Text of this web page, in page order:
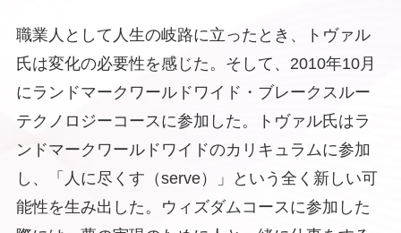
職業人として人生の岐路に立ったとき、トヴァル
氏は変化の必要性を感じた。そして、2010年10月
にランドマークワールドワイド・ブレークスルー
テクノロジーコースに参加した。トヴァル氏はラ
ンドマークワールドワイドのカリキュラムに参加
し、「人に尽くす（serve）」という全く新しい可
能性を生み出した。ウィズダムコースに参加した